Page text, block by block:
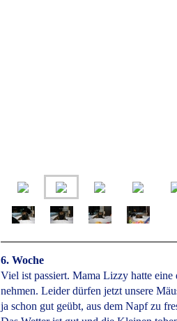
6. Woche
Viel ist passiert. Mama Lizzy hatte
nehmen. Leider dürfen jetzt unsere
ja schon gut geübt, aus dem Napf zu